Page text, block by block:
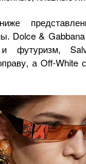
Dolce &
футуризм,
а Off-White